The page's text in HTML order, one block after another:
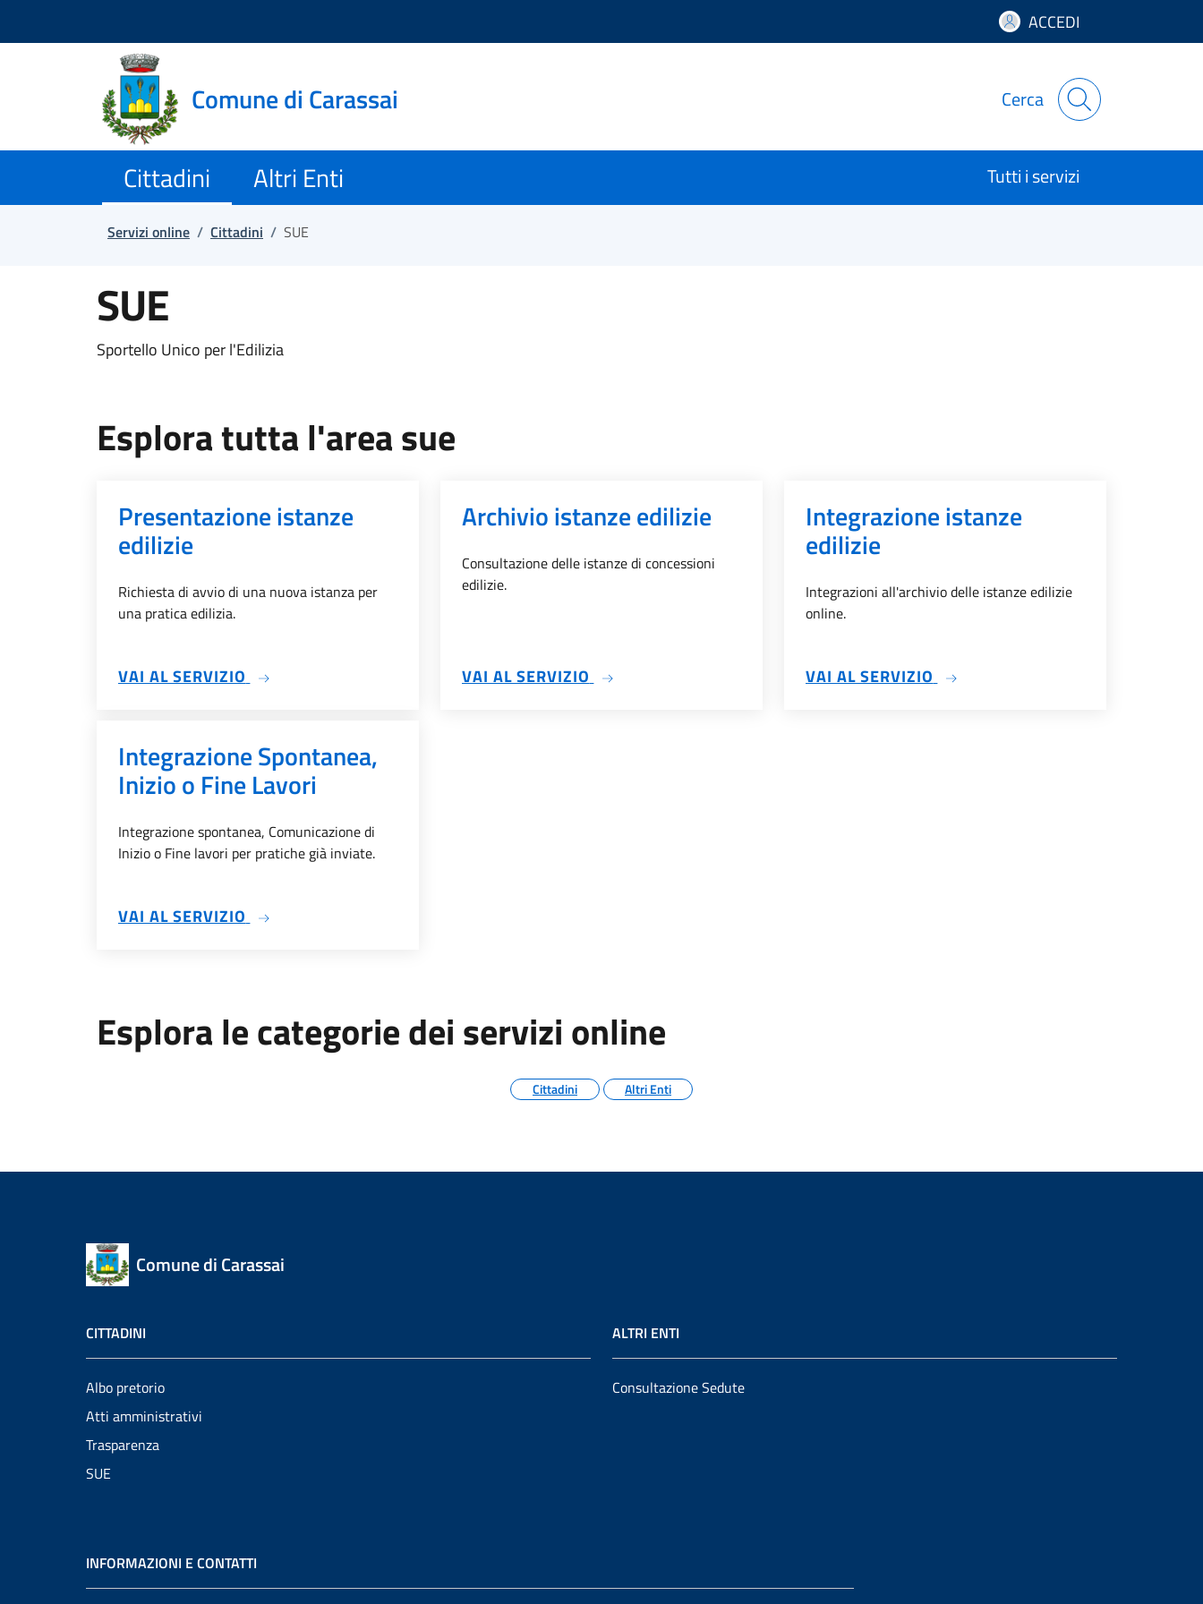
ACCEDI
Comune di Carassai Cerca
Cittadini Altri Enti Tutti i servizi
Servizi online / Cittadini / SUE
SUE
Sportello Unico per l'Edilizia
Esplora tutta l'area sue
Presentazione istanze
edilizie
Richiesta di avvio di una nuova istanza per
una pratica edilizia.
VAI AL SERVIZIO SU PRESENTAZIONE ISTANZE EDILIZIE
Archivio istanze edilizie
Consultazione delle istanze di concessioni
edilizie.
VAI AL SERVIZIO SU ARCHIVIO ISTANZE EDILIZIE
Integrazione istanze
edilizie
Integrazioni all'archivio delle istanze edilizie
online.
VAI AL SERVIZIO SU INTEGRAZIONE ISTANZE
Integrazione Spontanea,
Inizio o Fine Lavori
Integrazione spontanea, Comunicazione di
Inizio o Fine lavori per pratiche già inviate.
VAI AL SERVIZIO SU INTEGRAZIONE SPONTANEA, INIZIO O FINE LAVORI
Esplora le categorie dei servizi online
Cittadini Altri Enti
Comune di Carassai
CITTADINI
Albo pretorio
Atti amministrativi
Trasparenza
SUE
ALTRI ENTI
Consultazione Sedute
INFORMAZIONI E CONTATTI